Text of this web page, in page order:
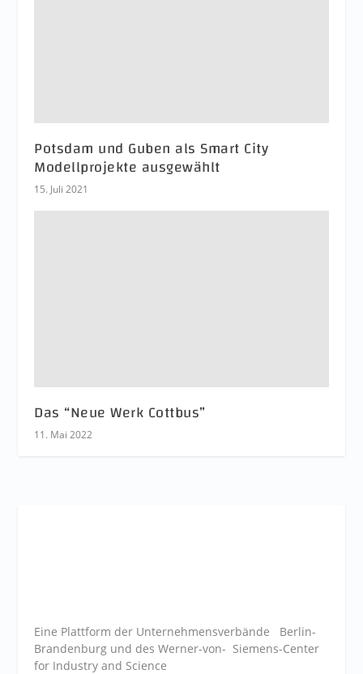
Potsdam und Guben als Smart City
Modellprojekte ausgewählt
15. Juli 2021
Das “Neue Werk Cottbus”
11. Mai 2022
Eine Plattform der Unternehmensverbände Berlin-
Brandenburg und des Werner-von- Siemens-Center
for Industry and Science